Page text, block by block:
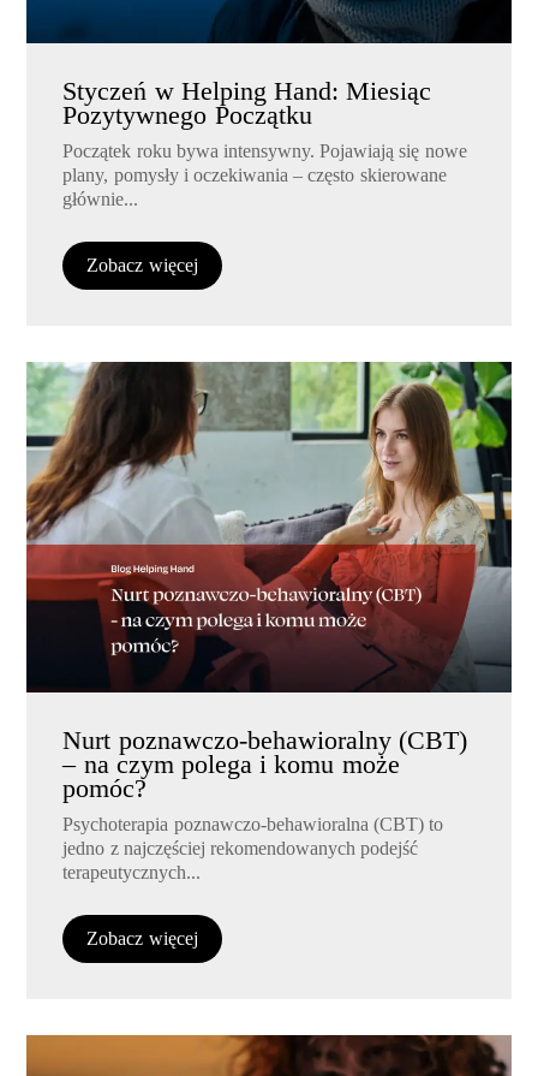
Styczeń w Helping Hand: Miesiąc
Pozytywnego Początku
Początek roku bywa intensywny. Pojawiają się nowe
plany, pomysły i oczekiwania – często skierowane
głównie...
Zobacz więcej
Nurt poznawczo-behawioralny (CBT)
– na czym polega i komu może
pomóc?
Psychoterapia poznawczo-behawioralna (CBT) to
jedno z najczęściej rekomendowanych podejść
terapeutycznych...
Zobacz więcej